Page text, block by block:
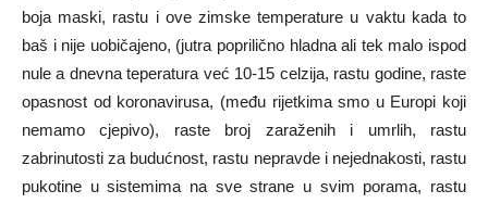
boja maski, rastu i ove zimske temperature u vaktu kada to
baš i nije uobičajeno, (jutra poprilično hladna ali tek malo ispod
nule a dnevna teperatura već 10-15 celzija, rastu godine, raste
opasnost od koronavirusa, (među rijetkima smo u Europi koji
nemamo cjepivo), raste broj zaraženih i umrlih, rastu
zabrinutosti za budućnost, rastu nepravde i nejednakosti, rastu
pukotine u sistemima na sve strane u svim porama, rastu